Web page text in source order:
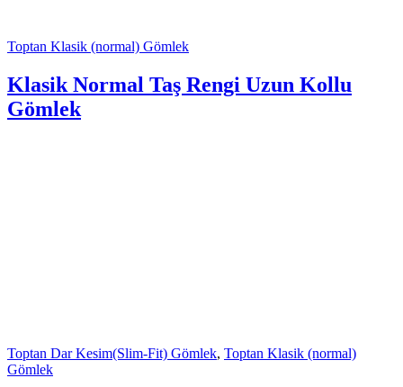
Toptan Klasik (normal) Gömlek
Klasik Normal Taş Rengi Uzun Kollu
Gömlek
Toptan Dar Kesim(Slim-Fit) Gömlek, Toptan Klasik (normal)
Gömlek